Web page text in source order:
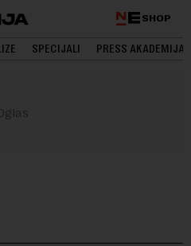
SHOP
SPECIJALI PRESS AKADEMIJA